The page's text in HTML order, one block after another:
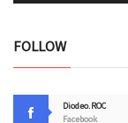
FOLLOW
Diodeo.ROC
Facebook